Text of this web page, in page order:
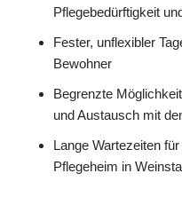
Pflegebedürftigkeit
Fester, unflexibler
Bewohner
Begrenzte
und Austausch mit
Lange Wartezeiten
Pflegeheim in